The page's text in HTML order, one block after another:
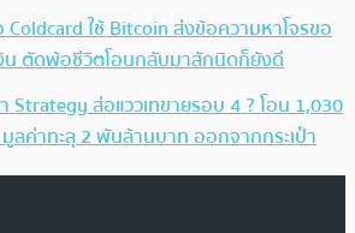
Coldcard ใช้ Bitcoin ส่งข้อความหาโจรขอ
น ตัดพ้อชีวิตโอนกลับมาสักนิดก็ยังดี
Strategy ส่อแววเทขายรอบ 4 ? โอน 1,030
มูลค่าทะลุ 2 พันล้านบาท ออกจากกระเป๋า